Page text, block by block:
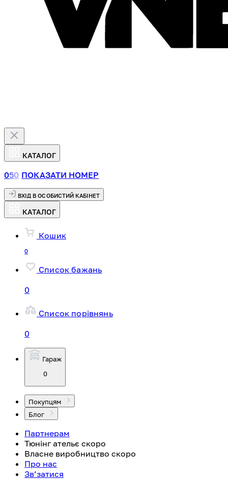
КАТАЛОГ
050 ПОКАЗАТИ НОМЕР
ВХІД В ОСОБИСТИЙ КАБІНЕТ
КАТАЛОГ
Кошик
0
Список бажань
0
Список порівнянь
0
Гараж
0
Покупцям
Блог
Партнерам
Тюнінг ательє скоро
Власне виробництво скоро
Про нас
Зв’затися